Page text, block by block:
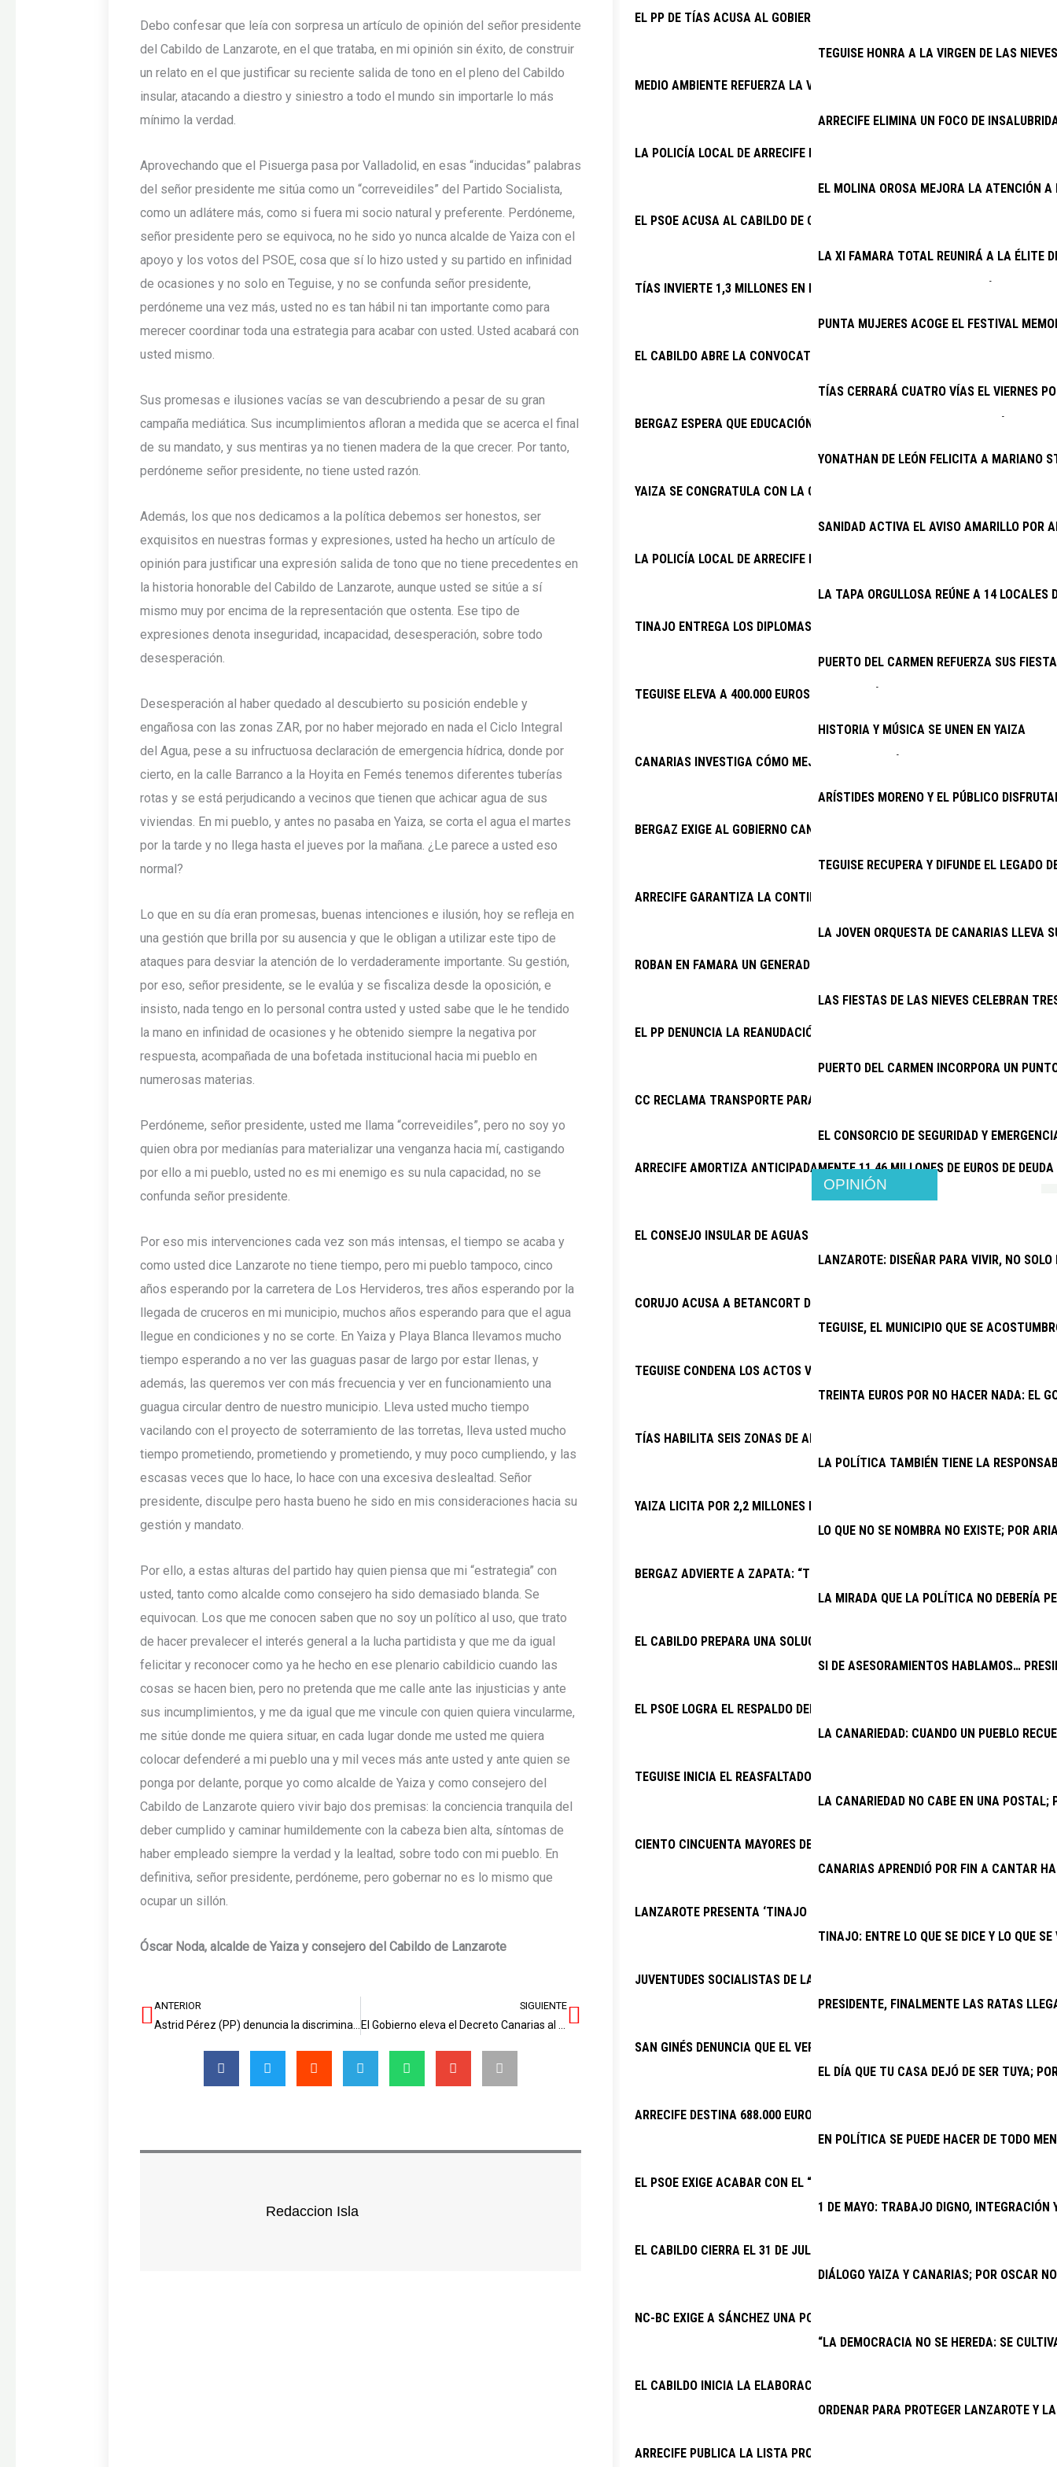
Debo confesar que leía con sorpresa un artículo de opinión del señor presidente
del Cabildo de Lanzarote, en el que trataba, en mi opinión sin éxito, de construir
un relato en el que justificar su reciente salida de tono en el pleno del Cabildo
insular, atacando a diestro y siniestro a todo el mundo sin importarle lo más
mínimo la verdad.
Aprovechando que el Pisuerga pasa por Valladolid, en esas “inducidas” palabras
del señor presidente me sitúa como un “correveidiles” del Partido Socialista,
como un adlátere más, como si fuera mi socio natural y preferente. Perdóneme,
señor presidente pero se equivoca, no he sido yo nunca alcalde de Yaiza con el
apoyo y los votos del PSOE, cosa que sí lo hizo usted y su partido en infinidad
de ocasiones y no solo en Teguise, y no se confunda señor presidente,
perdóneme una vez más, usted no es tan hábil ni tan importante como para
merecer coordinar toda una estrategia para acabar con usted. Usted acabará con
usted mismo.
Sus promesas e ilusiones vacías se van descubriendo a pesar de su gran
campaña mediática. Sus incumplimientos afloran a medida que se acerca el final
de su mandato, y sus mentiras ya no tienen madera de la que crecer. Por tanto,
perdóneme señor presidente, no tiene usted razón.
Además, los que nos dedicamos a la política debemos ser honestos, ser
exquisitos en nuestras formas y expresiones, usted ha hecho un artículo de
opinión para justificar una expresión salida de tono que no tiene precedentes en
la historia honorable del Cabildo de Lanzarote, aunque usted se sitúe a sí
mismo muy por encima de la representación que ostenta. Ese tipo de
expresiones denota inseguridad, incapacidad, desesperación, sobre todo
desesperación.
Desesperación al haber quedado al descubierto su posición endeble y
engañosa con las zonas ZAR, por no haber mejorado en nada el Ciclo Integral
del Agua, pese a su infructuosa declaración de emergencia hídrica, donde por
cierto, en la calle Barranco a la Hoyita en Femés tenemos diferentes tuberías
rotas y se está perjudicando a vecinos que tienen que achicar agua de sus
viviendas. En mi pueblo, y antes no pasaba en Yaiza, se corta el agua el martes
por la tarde y no llega hasta el jueves por la mañana. ¿Le parece a usted eso
normal?
Lo que en su día eran promesas, buenas intenciones e ilusión, hoy se refleja en
una gestión que brilla por su ausencia y que le obligan a utilizar este tipo de
ataques para desviar la atención de lo verdaderamente importante. Su gestión,
por eso, señor presidente, se le evalúa y se fiscaliza desde la oposición, e
insisto, nada tengo en lo personal contra usted y usted sabe que le he tendido
la mano en infinidad de ocasiones y he obtenido siempre la negativa por
respuesta, acompañada de una bofetada institucional hacia mi pueblo en
numerosas materias.
Perdóneme, señor presidente, usted me llama “correveidiles”, pero no soy yo
quien obra por medianías para materializar una venganza hacia mí, castigando
por ello a mi pueblo, usted no es mi enemigo es su nula capacidad, no se
confunda señor presidente.
Por eso mis intervenciones cada vez son más intensas, el tiempo se acaba y
como usted dice Lanzarote no tiene tiempo, pero mi pueblo tampoco, cinco
años esperando por la carretera de Los Hervideros, tres años esperando por la
llegada de cruceros en mi municipio, muchos años esperando para que el agua
llegue en condiciones y no se corte. En Yaiza y Playa Blanca llevamos mucho
tiempo esperando a no ver las guaguas pasar de largo por estar llenas, y
además, las queremos ver con más frecuencia y ver en funcionamiento una
guagua circular dentro de nuestro municipio. Lleva usted mucho tiempo
vacilando con el proyecto de soterramiento de las torretas, lleva usted mucho
tiempo prometiendo, prometiendo y prometiendo, y muy poco cumpliendo, y las
escasas veces que lo hace, lo hace con una excesiva deslealtad. Señor
presidente, disculpe pero hasta bueno he sido en mis consideraciones hacia su
gestión y mandato.
Por ello, a estas alturas del partido hay quien piensa que mi “estrategia” con
usted, tanto como alcalde como consejero ha sido demasiado blanda. Se
equivocan. Los que me conocen saben que no soy un político al uso, que trato
de hacer prevalecer el interés general a la lucha partidista y que me da igual
felicitar y reconocer como ya he hecho en ese plenario cabildicio cuando las
cosas se hacen bien, pero no pretenda que me calle ante las injusticias y ante
sus incumplimientos, y me da igual que me vincule con quien quiera vincularme,
me sitúe donde me quiera situar, en cada lugar donde me usted me quiera
colocar defenderé a mi pueblo una y mil veces más ante usted y ante quien se
ponga por delante, porque yo como alcalde de Yaiza y como consejero del
Cabildo de Lanzarote quiero vivir bajo dos premisas: la conciencia tranquila del
deber cumplido y caminar humildemente con la cabeza bien alta, síntomas de
haber empleado siempre la verdad y la lealtad, sobre todo con mi pueblo. En
definitiva, señor presidente, perdóneme, pero gobernar no es lo mismo que
ocupar un sillón.
Óscar Noda, alcalde de Yaiza y consejero del Cabildo de Lanzarote
Ant
ANTERIOR SIGUIENTESiguiente
Redaccion Isla
EL PP DE TÍAS ACUSA AL GOBIERNO DE INCAPACIDAD CON EL PLAN DE
MEDIO AMBIENTE REFUERZA LA VIGILANCIA EN LOS COTOS DE CAZA DE
LA POLICÍA LOCAL DE ARRECIFE DETIENE A DOS VARONES EXTRANJEROS
EL PSOE ACUSA AL CABILDO DE CONOCER DESDE 2025 EL DERRIBO DE LA
TÍAS INVIERTE 1,3 MILLONES EN RENOVAR EL ALUMBRADO DE 32 VÍAS
EL CABILDO ABRE LA CONVOCATORIA DE SUBVENCIONES PARA LA
BERGAZ ESPERA QUE EDUCACIÓN CUMPLA E INICIE LA CONTRATACIÓN DEL
YAIZA SE CONGRATULA CON LA CONTINUIDAD DEL PROYECTO DE
LA POLICÍA LOCAL DE ARRECIFE DETIENE A DOS VARONES POR PRESUNTO
TINAJO ENTREGA LOS DIPLOMAS DE LA ESCUELA DE CUIDADOS
TEGUISE ELEVA A 400.000 EUROS LA INVERSIÓN EN PLANES DE EMPLEO
CANARIAS INVESTIGA CÓMO MEJORAR EL PRONÓSTICO DEL TRASPLANTE
BERGAZ EXIGE AL GOBIERNO CANARIO ENMENDAR EL ERROR DE 2025 Y
ARRECIFE GARANTIZA LA CONTINUIDAD DE LA LIMPIEZA VIARIA Y LA
ROBAN EN FAMARA UN GENERADOR DEL CINE AMBULANTE
EL PP DENUNCIA LA REANUDACIÓN DE LAS OBRAS DE LA ANTENA DE
CC RECLAMA TRANSPORTE PARA EL CENTRO DE RESPIRO FAMILIAR DE SAN
ARRECIFE AMORTIZA ANTICIPADAMENTE 11,46 MILLONES DE EUROS DE
EL CONSEJO INSULAR DE AGUAS ABORDA PROYECTOS POR MÁS DE 6,4
CORUJO ACUSA A BETANCORT DE PAGAR 15.500 EUROS A JOSÉ MARÍA
TEGUISE CONDENA LOS ACTOS VANDÁLICOS CONTRA ESPACIOS PÚBLICOS
TÍAS HABILITA SEIS ZONAS DE APARCAMIENTO Y REFUERZA TAXIS Y
YAIZA LICITA POR 2,2 MILLONES LAS MEJORAS DEL CAMPO DE FÚTBOL DE
BERGAZ ADVIERTE A ZAPATA: “TRAS UN AÑO DE CONFLICTO
EL CABILDO PREPARA UNA SOLUCIÓN PARA EL DRENAJE DE LA CARRETERA
EL PSOE LOGRA EL RESPALDO DEL CABILDO A UNA VENTANILLA ÚNICA PARA
TEGUISE INICIA EL REASFALTADO DE VARIAS CALLES DE LOS COCOTEROS
CIENTO CINCUENTA MAYORES DE YAIZA FESTEJAN EL DÍA DEL ABUELO
LANZAROTE PRESENTA ‘TINAJO PARA TODOS’, EL PRIMER EQUIPO
JUVENTUDES SOCIALISTAS DE LANZAROTE Y LA GRACIOSA: “LAS BECAS DEL
SAN GINÉS DENUNCIA QUE EL VERANO JOVEN VUELVE A DISCRIMINAR A
ARRECIFE DESTINA 688.000 EUROS A EVENTOS DEPORTIVOS DE INTERÉS
EL PSOE EXIGE ACABAR CON EL “SECUESTRO” DE LA NUEVA PARADA
EL CABILDO CIERRA EL 31 DE JULIO EL PLAZO PARA QUE CLUBES Y
NC-BC EXIGE A SÁNCHEZ UNA POSICIÓN FIRME SOBRE EL SÁHARA
EL CABILDO INICIA LA ELABORACIÓN DEL PRESUPUESTO GENERAL DE 2027
ARRECIFE PUBLICA LA LISTA PROVISIONAL DE ADMITIDOS PARA CUATRO
TEGUISE HONRA A LA VIRGEN DE LAS
ARRECIFE ELIMINA UN FOCO DE
EL MOLINA OROSA MEJORA LA ATENCIÓN
LA XI FAMARA TOTAL REUNIRÁ A LA ÉLITE
PUNTA MUJERES ACOGE EL FESTIVAL
TÍAS CERRARÁ CUATRO VÍAS EL VIERNES
YONATHAN DE LEÓN FELICITA A MARIANO
SANIDAD ACTIVA EL AVISO AMARILLO POR
LA TAPA ORGULLOSA REÚNE A 14 LOCALES
PUERTO DEL CARMEN REFUERZA SUS
HISTORIA Y MÚSICA SE UNEN EN YAIZA
ARÍSTIDES MORENO Y EL PÚBLICO
TEGUISE RECUPERA Y DIFUNDE EL
LA JOVEN ORQUESTA DE CANARIAS LLEVA
LAS FIESTAS DE LAS NIEVES CELEBRAN
PUERTO DEL CARMEN INCORPORA UN
EL CONSORCIO DE SEGURIDAD Y
OPINIÓN
LANZAROTE: DISEÑAR PARA VIVIR, NO
TEGUISE, EL MUNICIPIO QUE SE
TREINTA EUROS POR NO HACER NADA: EL
LA POLÍTICA TAMBIÉN TIENE LA
LO QUE NO SE NOMBRA NO EXISTE; POR
LA MIRADA QUE LA POLÍTICA NO DEBERÍA
SI DE ASESORAMIENTOS HABLAMOS…
LA CANARIEDAD: CUANDO UN PUEBLO
LA CANARIEDAD NO CABE EN UNA POSTAL;
CANARIAS APRENDIÓ POR FIN A CANTAR
TINAJO: ENTRE LO QUE SE DICE Y LO QUE
PRESIDENTE, FINALMENTE LAS RATAS
EL DÍA QUE TU CASA DEJÓ DE SER TUYA;
EN POLÍTICA SE PUEDE HACER DE TODO
1 DE MAYO: TRABAJO DIGNO, INTEGRACIÓN
DIÁLOGO YAIZA Y CANARIAS; POR OSCAR
“LA DEMOCRACIA NO SE HEREDA: SE
ORDENAR PARA PROTEGER LANZAROTE Y